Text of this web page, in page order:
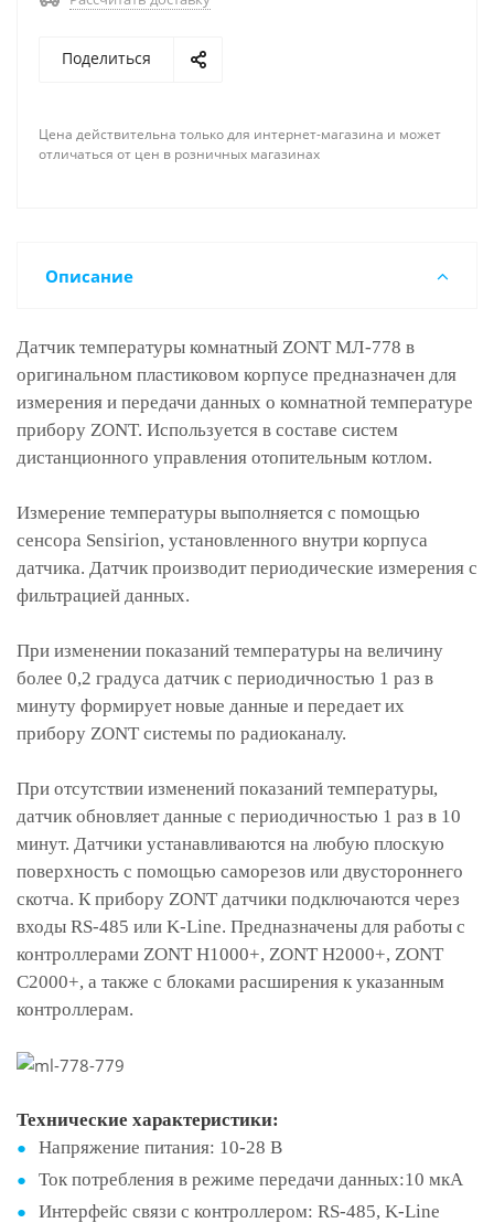
Поделиться
Цена действительна только для интернет-магазина и может
отличаться от цен в розничных магазинах
Описание
Датчик температуры комнатный ZONT МЛ-778 в
оригинальном пластиковом корпусе предназначен для
измерения и передачи данных о комнатной температуре
прибору ZONT. Используется в составе систем
дистанционного управления отопительным котлом.
Измерение температуры выполняется с помощью
сенсора Sensirion, установленного внутри корпуса
датчика. Датчик производит периодические измерения с
фильтрацией данных.
При изменении показаний температуры на величину
более 0,2 градуса датчик с периодичностью 1 раз в
минуту формирует новые данные и передает их
прибору ZONT системы по радиоканалу.
При отсутствии изменений показаний температуры,
датчик обновляет данные с периодичностью 1 раз в 10
минут. Датчики устанавливаются на любую плоскую
поверхность с помощью саморезов или двустороннего
скотча. К прибору ZONT датчики подключаются через
входы RS-485 или K-Line. Предназначены для работы с
контроллерами ZONT H1000+, ZONT H2000+, ZONT
C2000+, а также с блоками расширения к указанным
контроллерам.
Технические характеристики:
Напряжение питания: 10-28 В
Ток потребления в режиме передачи данных:10 мкА
Интерфейс связи с контроллером: RS-485, K-Line